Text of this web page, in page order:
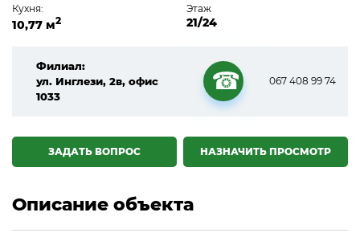
Кухня:
10,77 м2
Этаж
21/24
Филиал:
ул. Инглези, 2в, офис
1033
☎
067 408 99 74
НАЗНАЧИТЬ ПРОСМОТР
ЗАДАТЬ ВОПРОС
Описание объекта